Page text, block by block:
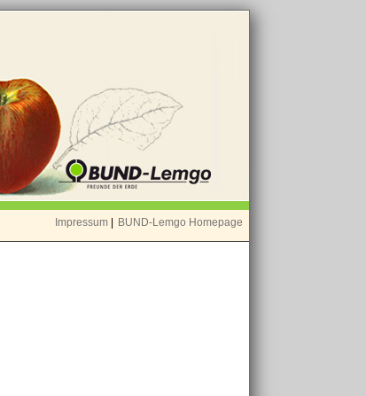
Impressum BUND-Lemgo Homepage